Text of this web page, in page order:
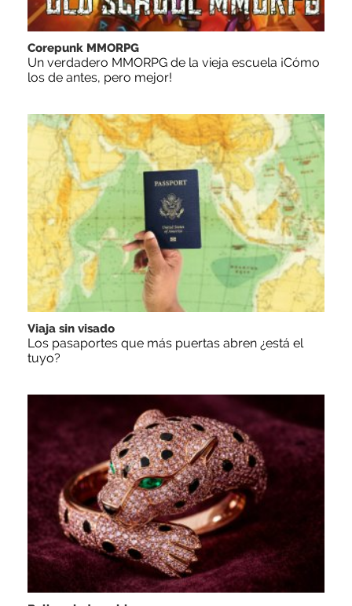
Corepunk MMORPG
Un verdadero MMORPG de la vieja escuela ¡Cómo
los de antes, pero mejor!
Viaja sin visado
Los pasaportes que más puertas abren ¿está el
tuyo?